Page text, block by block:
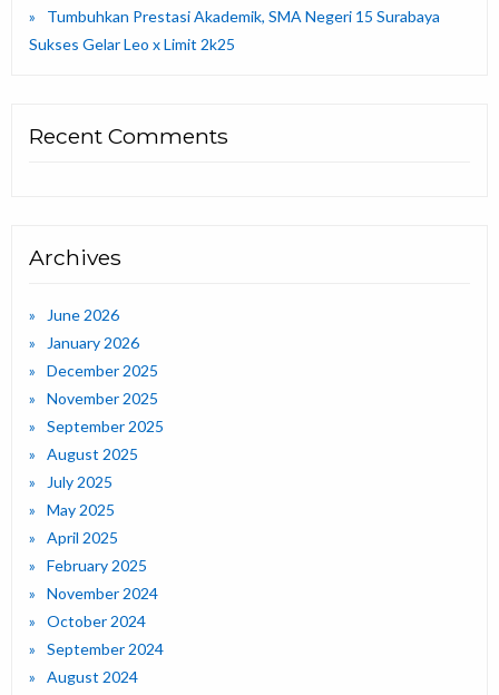
Tumbuhkan Prestasi Akademik, SMA Negeri 15 Surabaya
Sukses Gelar Leo x Limit 2k25
Recent Comments
Archives
June 2026
January 2026
December 2025
November 2025
September 2025
August 2025
July 2025
May 2025
April 2025
February 2025
November 2024
October 2024
September 2024
August 2024